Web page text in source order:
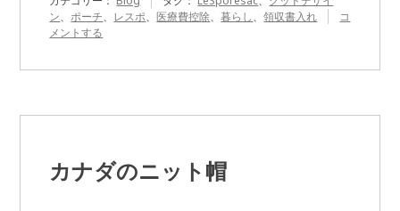
ン、ポーチ、 レスポ、医療費控除、暮らし、領収書入れ
『
れ』
コ
メントする
カナダのニット帽